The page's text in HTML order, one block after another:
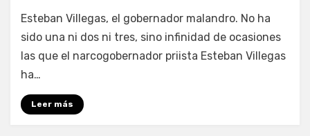
por Fernando Miranda Servín
Esteban Villegas, el gobernador malandro. No ha
sido una ni dos ni tres, sino infinidad de ocasiones
las que el narcogobernador priista Esteban Villegas
ha…
Leer más